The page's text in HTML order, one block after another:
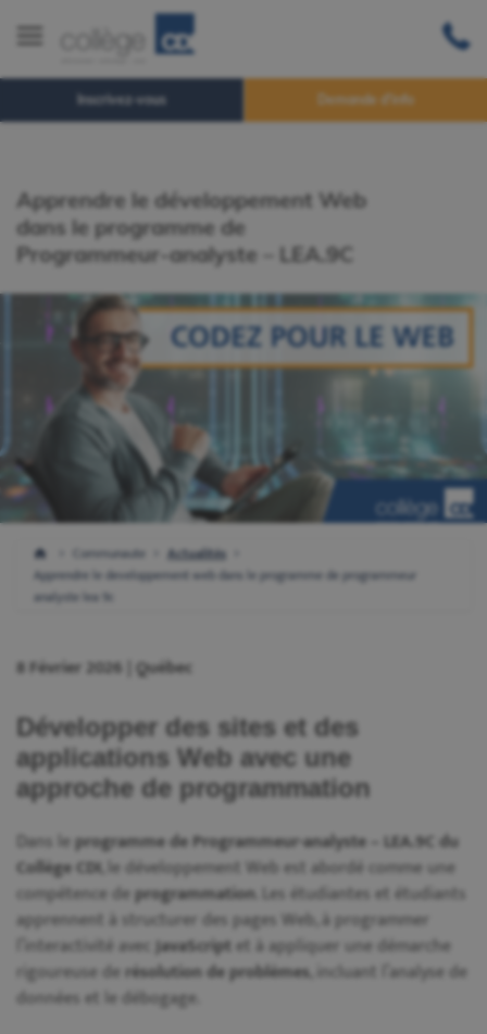
Inscrivez-vous Demande d'info
Apprendre le développement Web
dans le programme de
Programmeur-analyste – LEA.9C
Communaute
Actualités
Apprendre le developpement web dans le programme de programmeur
analyste lea 9c
8 Février 2026 | Québec
Développer des sites et des
applications Web avec une
approche de programmation
Dans le programme de Programmeur-analyste – LEA.9C du
Collège CDI, le développement Web est abordé comme une
compétence de programmation . Les étudiantes et étudiants
apprennent à structurer des pages Web, à programmer
l’interactivité avec JavaScript et à appliquer une démarche
rigoureuse de résolution de problèmes , incluant l’analyse de
données et le débogage.